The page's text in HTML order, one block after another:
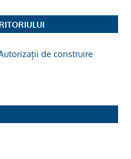
de construire